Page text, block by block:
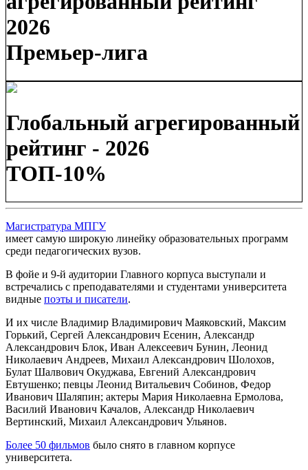
2026
Премьер-лига
Глобальный агрегированный
рейтинг - 2026
ТОП-10%
Магистратура МПГУ
имеет самую широкую линейку образовательных программ
среди педагогических вузов.
В фойе и 9-й аудитории Главного корпуса выступали и
встречались с преподавателями и студентами университета
видные поэты и писатели.
И их числе Владимир Владимирович Маяковский, Максим
Горький, Сергей Александрович Есенин, Александр
Александрович Блок, Иван Алексеевич Бунин, Леонид
Николаевич Андреев, Михаил Александрович Шолохов,
Булат Шалвович Окуджава, Евгений Александрович
Евтушенко; певцы Леонид Витальевич Собинов, Федор
Иванович Шаляпин; актеры Мария Николаевна Ермолова,
Василий Иванович Качалов, Александр Николаевич
Вертинский, Михаил Александрович Ульянов.
Более 50 фильмов было снято в главном корпусе
университета.